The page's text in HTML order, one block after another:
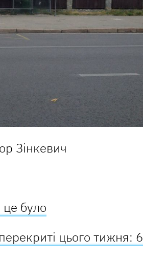
Зінкевич
було
цього тижня: 6